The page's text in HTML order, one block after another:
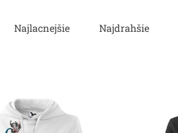
Najlacnejšie Najdrahšie